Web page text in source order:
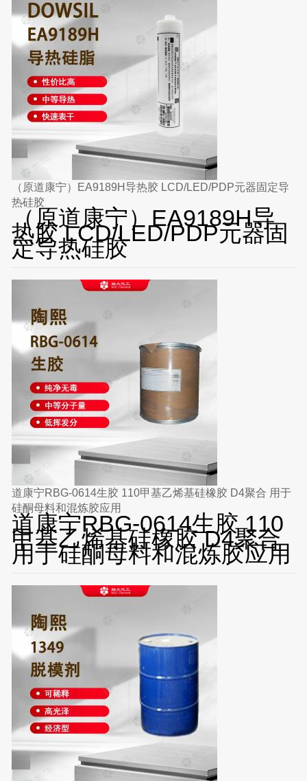
（原道康宁）EA9189H导热胶 LCD/LED/PDP元器固定导
热硅胶
（原道康宁）EA9189H导
热胶 LCD/LED/PDP元器固
定导热硅胶
道康宁RBG-0614生胶 110甲基乙烯基硅橡胶 D4聚合 用于
硅酮母料和混炼胶应用
道康宁RBG-0614生胶 110
甲基乙烯基硅橡胶 D4聚合
用于硅酮母料和混炼胶应用